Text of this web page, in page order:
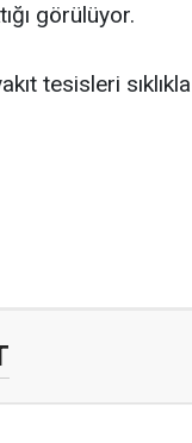
görülüyor.
tesisleri